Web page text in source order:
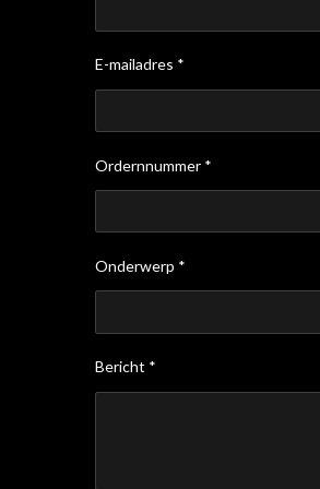
E-mailadres *
Ordernnummer *
Onderwerp *
Bericht *